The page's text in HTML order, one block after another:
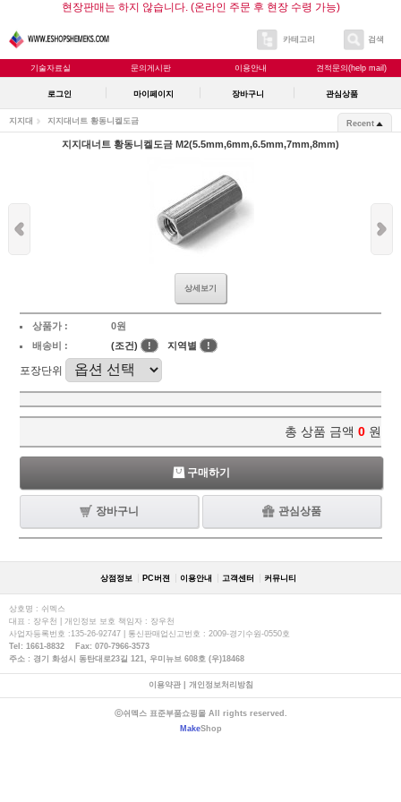
현장판매는 하지 않습니다. (온라인 주문 후 현장 수령 가능)
카테고리 검색
기술자료실 문의게시판 이용안내 견적문의(help mail)
로그인 마이페이지 장바구니 관심상품
지지대 지지대너트 황동니켈도금 Recent
지지대너트 황동니켈도금 M2(5.5mm,6mm,6.5mm,7mm,8mm)
상세보기
상품가 :
0원
배송비 :
(조건) ! 지역별 !
포장단위
총 상품 금액 0 원
구매하기
장바구니 관심상품
상점정보 PC버젼 이용안내 고객센터 커뮤니티
상호명 : 쉬멕스
대표 : 장우천 | 개인정보 보호 책임자 : 장우천
사업자등록번호 :135-26-92747 | 통신판매업신고번호 : 2009-경기수원-0550호
Tel: 1661-8832 Fax: 070-7966-3573
주소 : 경기 화성시 동탄대로23길 121, 우미뉴브 608호 (우)18468
이용약관| 개인정보처리방침
ⓒ쉬멕스 표준부품쇼핑몰 All rights reserved.
MakeShop